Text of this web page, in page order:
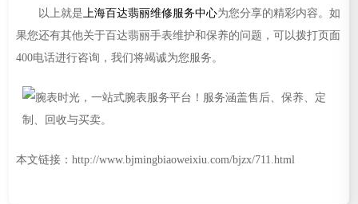
以上就是上海百达翡丽维修服务中心为您分享的精彩内容。如
果您还有其他关于百达翡丽手表维护和保养的问题，可以拨打页面
400电话进行咨询，我们将竭诚为您服务。
本文链接：http://www.bjmingbiaoweixiu.com/bjzx/711.html